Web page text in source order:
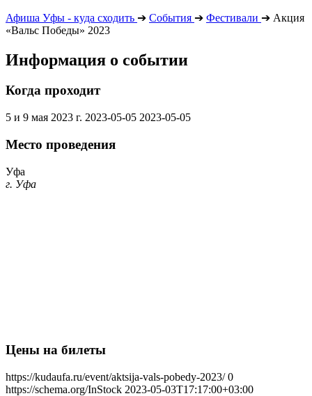
Афиша Уфы - куда сходить ➔ События ➔ Фестивали ➔ Акция
«Вальс Победы» 2023
Информация о событии
Когда проходит
5 и 9 мая 2023 г. 2023-05-05 2023-05-05
Место проведения
Уфа
г. Уфа
Цены на билеты
https://kudaufa.ru/event/aktsija-vals-pobedy-2023/ 0
https://schema.org/InStock 2023-05-03T17:17:00+03:00